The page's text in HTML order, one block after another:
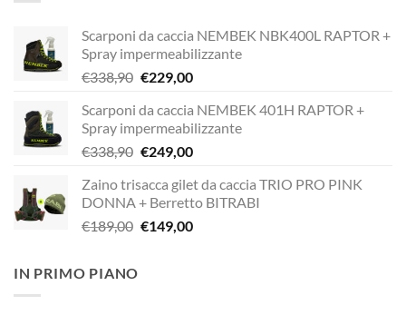
Scarponi da caccia NEMBEK NBK400L RAPTOR +
Spray impermeabilizzante
€338,90 Il
originale
era:
€338,90.
€229,00Il
attuale
è:
€229,00.
Scarponi da caccia NEMBEK 401H RAPTOR +
Spray impermeabilizzante
€338,90 Il
originale
era:
€338,90.
€249,00Il
attuale
è:
€249,00.
Zaino trisacca gilet da caccia TRIO PRO PINK
DONNA + Berretto BITRABI
€189,00 Il
€149,00Il
IN PRIMO PIANO